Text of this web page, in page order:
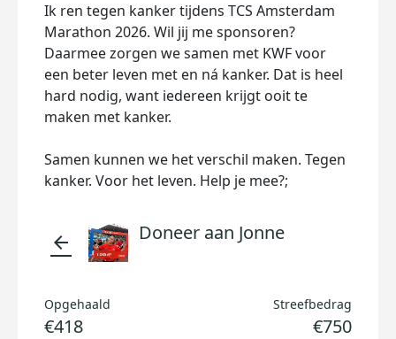
Ik ren tegen kanker tijdens TCS Amsterdam
Marathon 2026. Wil jij me sponsoren?
Daarmee zorgen we samen met KWF voor
een beter leven met en ná kanker. Dat is heel
hard nodig, want iedereen krijgt ooit te
maken met kanker.
Samen kunnen we het verschil maken. Tegen
kanker. Voor het leven. Help je mee?;
arrow_back Doneer aan Jonne
Opgehaald
€418
Streefbedrag
€750